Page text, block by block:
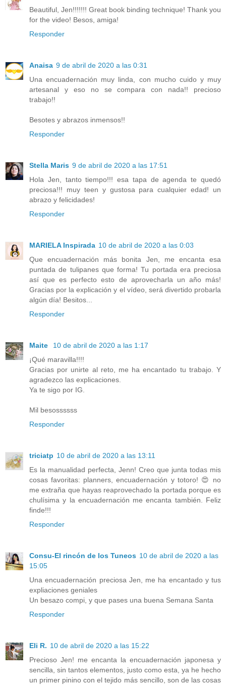
Beautiful, Jen!!!!!!! Great book binding technique! Thank you
for the video! Besos, amiga!
Responder
Anaisa 9 de abril de 2020 a las 0:31
Una encuadernación muy linda, con mucho cuido y muy
artesanal y eso no se compara con nada!! precioso
trabajo!!
Besotes y abrazos inmensos!!
Responder
Stella Maris 9 de abril de 2020 a las 17:51
Hola Jen, tanto tiempo!!! esa tapa de agenda te quedó
preciosa!!! muy teen y gustosa para cualquier edad! un
abrazo y felicidades!
Responder
MARIELA Inspirada 10 de abril de 2020 a las 0:03
Que encuadernación más bonita Jen, me encanta esa
puntada de tulipanes que forma! Tu portada era preciosa
así que es perfecto esto de aprovecharla un año más!
Gracias por la explicación y el vídeo, será divertido probarla
algún día! Besitos...
Responder
Maite
10 de abril de 2020 a las 1:17
¡Qué maravilla!!!!
Gracias por unirte al reto, me ha encantado tu trabajo. Y
agradezco las explicaciones.
Ya te sigo por IG.
Mil besossssss
Responder
triciatp 10 de abril de 2020 a las 13:11
Es la manualidad perfecta, Jenn! Creo que junta todas mis
cosas favoritas: planners, encuadernación y totoro! 😍 no
me extraña que hayas reaprovechado la portada porque es
chulísima y la encuadernación me encanta también. Feliz
finde!!!
Responder
Consu-El rincón de los Tuneos 10 de abril de 2020 a las
15:05
Una encuadernación preciosa Jen, me ha encantado y tus
expliaciones geniales
Un besazo compi, y que pases una buena Semana Santa
Responder
Eli R. 10 de abril de 2020 a las 15:22
Precioso Jen! me encanta la encuadernación japonesa y
sencilla, sin tantos elementos, justo como esta, ya he hecho
un primer pinino con el tejido más sencillo, son de las cosas